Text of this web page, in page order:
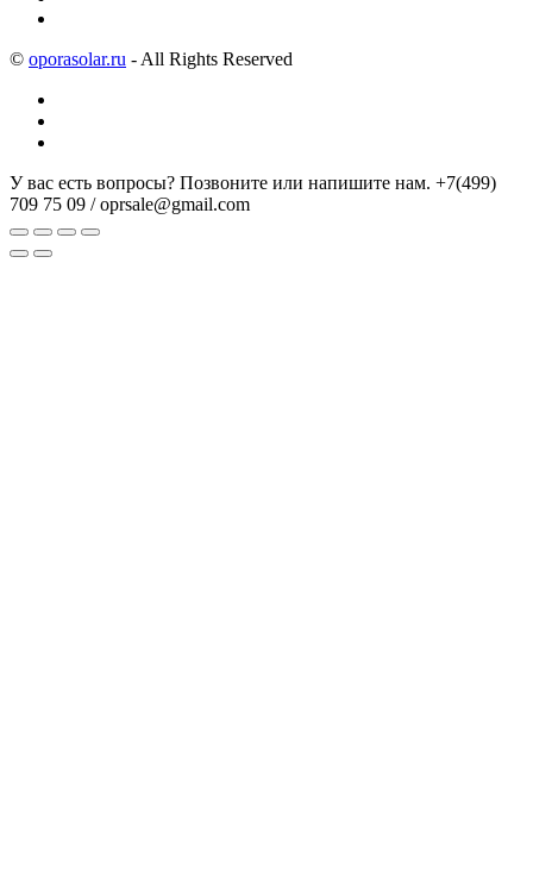
© oporasolar.ru - All Rights Reserved
У вас есть вопросы? Позвоните или напишите нам. +7(499)
709 75 09 / oprsale@gmail.com